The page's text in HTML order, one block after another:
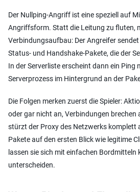
Der Nullping-Angriff ist eine speziell auf
Angriffsform. Statt die Leitung zu fluten,
Verbindungsaufbau: Der Angreifer
Status- und Handshake-Pakete, die der
In der Serverliste erscheint dann ein Ping
Serverprozess im Hintergrund an der
Die Folgen merken zuerst die Spieler:
oder gar nicht an, Verbindungen brechen
stürzt der Proxy des Netzwerks komplett
Pakete auf den ersten Blick wie legitime
lassen sie sich mit einfachen Bordmitteln
unterscheiden.